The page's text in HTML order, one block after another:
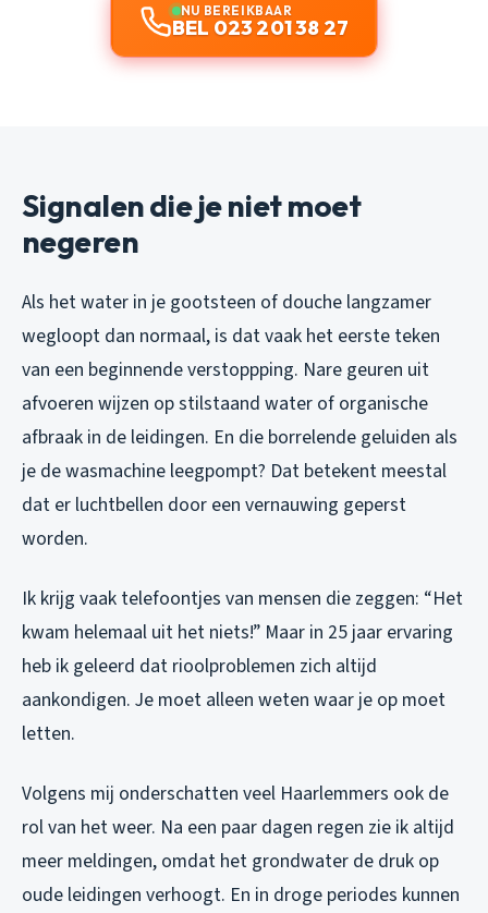
NU BEREIKBAAR
BEL 023 201 38 27
Signalen die je niet moet
negeren
Als het water in je gootsteen of douche langzamer
wegloopt dan normaal, is dat vaak het eerste teken
van een beginnende verstoppping. Nare geuren uit
afvoeren wijzen op stilstaand water of organische
afbraak in de leidingen. En die borrelende geluiden als
je de wasmachine leegpompt? Dat betekent meestal
dat er luchtbellen door een vernauwing geperst
worden.
Ik krijg vaak telefoontjes van mensen die zeggen: “Het
kwam helemaal uit het niets!” Maar in 25 jaar ervaring
heb ik geleerd dat rioolproblemen zich altijd
aankondigen. Je moet alleen weten waar je op moet
letten.
Volgens mij onderschatten veel Haarlemmers ook de
rol van het weer. Na een paar dagen regen zie ik altijd
meer meldingen, omdat het grondwater de druk op
oude leidingen verhoogt. En in droge periodes kunnen